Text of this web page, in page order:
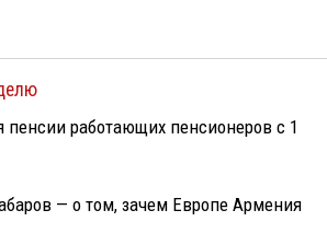
пенсии работающих пенсионеров с 1
— о том, зачем Европе Армения